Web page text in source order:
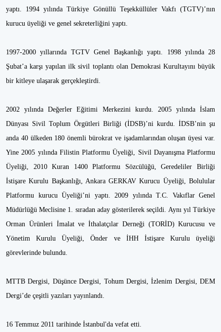
yaptı. 1994 yılında Türkiye Gönüllü Teşekküllüler Vakfı (TGTV)’nın
kurucu üyeliği ve genel sekreterliğini yaptı.
1997-2000 yıllarında TGTV Genel Başkanlığı yaptı. 1998 yılında 28
Şubat’a karşı yapılan ilk sivil toplantı olan Demokrasi Kurultayını büyük
bir kitleye ulaşarak gerçekleştirdi.
2002 yılında Değerler Eğitimi Merkezini kurdu. 2005 yılında İslam
Dünyası Sivil Toplum Örgütleri Birliği (İDSB)’ni kurdu. İDSB’nin şu
anda 40 ülkeden 180 önemli bürokrat ve işadamlarından oluşan üyesi var.
Yine 2005 yılında Filistin Platformu Üyeliği, Sivil Dayanışma Platformu
Üyeliği, 2010 Kuran 1400 Platformu Sözcülüğü, Geredeliler Birliği
İstişare Kurulu Başkanlığı, Ankara GERKAV Kurucu Üyeliği, Bolulular
Platformu kurucu Üyeliği’ni yaptı. 2009 yılında T.C. Vakıflar Genel
Müdürlüğü Meclisine 1. sıradan aday gösterilerek seçildi. Aynı yıl Türkiye
Orman Ürünleri İmalat ve İthalatçılar Derneği (TORİD) Kurucusu ve
Yönetim Kurulu Üyeliği, Önder ve İHH İstişare Kurulu üyeliği
görevlerinde bulundu.
MTTB Dergisi, Düşünce Dergisi, Tohum Dergisi, İzlenim Dergisi, DEM
Dergi’de çeşitli yazıları yayınlandı.
16 Temmuz 2011 tarihinde İstanbul'da vefat etti.